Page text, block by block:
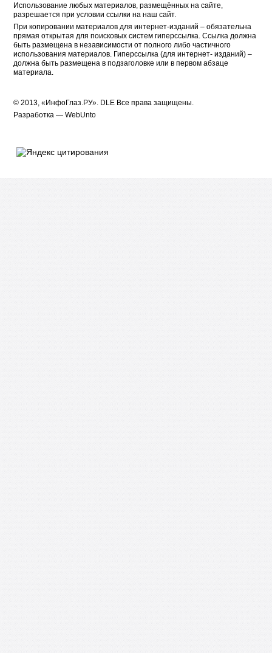
Использование любых материалов, размещённых на сайте,
разрешается при условии ссылки на наш сайт.
При копировании материалов для интернет-изданий – обязательна
прямая открытая для поисковых систем гиперссылка. Ссылка должна
быть размещена в независимости от полного либо частичного
использования материалов. Гиперссылка (для интернет- изданий) –
должна быть размещена в подзаголовке или в первом абзаце
материала.
© 2013, «ИнфоГлаз.РУ». DLE Все права защищены.
Разработка —WebUnto